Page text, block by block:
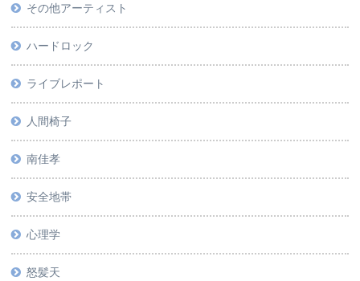
その他アーティスト
ハードロック
ライブレポート
人間椅子
南佳孝
安全地帯
心理学
怒髪天